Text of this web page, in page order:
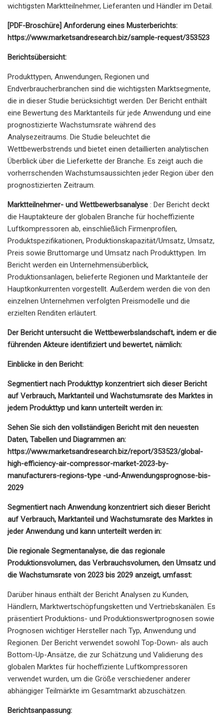
wichtigsten Marktteilnehmer, Lieferanten und Händler im Detail.
[PDF-Broschüre] Anforderung eines Musterberichts:
https://www.marketsandresearch.biz/sample-request/353523
Berichtsübersicht:
Produkttypen, Anwendungen, Regionen und
Endverbraucherbranchen sind die wichtigsten Marktsegmente,
die in dieser Studie berücksichtigt werden. Der Bericht enthält
eine Bewertung des Marktanteils für jede Anwendung und eine
prognostizierte Wachstumsrate während des
Analysezeitraums. Die Studie beleuchtet die
Wettbewerbstrends und bietet einen detaillierten analytischen
Überblick über die Lieferkette der Branche. Es zeigt auch die
vorherrschenden Wachstumsaussichten jeder Region über den
prognostizierten Zeitraum.
Marktteilnehmer- und Wettbewerbsanalyse : Der Bericht deckt
die Hauptakteure der globalen Branche für hocheffiziente
Luftkompressoren ab, einschließlich Firmenprofilen,
Produktspezifikationen, Produktionskapazität/Umsatz, Umsatz,
Preis sowie Bruttomarge und Umsatz nach Produkttypen. Im
Bericht werden ein Unternehmensüberblick,
Produktionsanlagen, belieferte Regionen und Marktanteile der
Hauptkonkurrenten vorgestellt. Außerdem werden die von den
einzelnen Unternehmen verfolgten Preismodelle und die
erzielten Renditen erläutert.
Der Bericht untersucht die Wettbewerbslandschaft, indem er die
führenden Akteure identifiziert und bewertet, nämlich:
Einblicke in den Bericht:
Segmentiert nach Produkttyp konzentriert sich dieser Bericht
auf Verbrauch, Marktanteil und Wachstumsrate des Marktes in
jedem Produkttyp und kann unterteilt werden in:
Sehen Sie sich den vollständigen Bericht mit den neuesten
Daten, Tabellen und Diagrammen an:
https://www.marketsandresearch.biz/report/353523/global-
high-efficiency-air-compressor-market-2023-by-
manufacturers-regions-type -und-Anwendungsprognose-bis-
2029
Segmentiert nach Anwendung konzentriert sich dieser Bericht
auf Verbrauch, Marktanteil und Wachstumsrate des Marktes in
jeder Anwendung und kann unterteilt werden in:
Die regionale Segmentanalyse, die das regionale
Produktionsvolumen, das Verbrauchsvolumen, den Umsatz und
die Wachstumsrate von 2023 bis 2029 anzeigt, umfasst:
Darüber hinaus enthält der Bericht Analysen zu Kunden,
Händlern, Marktwertschöpfungsketten und Vertriebskanälen. Es
präsentiert Produktions- und Produktionswertprognosen sowie
Prognosen wichtiger Hersteller nach Typ, Anwendung und
Regionen. Der Bericht verwendet sowohl Top-Down- als auch
Bottom-Up-Ansätze, die zur Schätzung und Validierung des
globalen Marktes für hocheffiziente Luftkompressoren
verwendet wurden, um die Größe verschiedener anderer
abhängiger Teilmärkte im Gesamtmarkt abzuschätzen.
Berichtsanpassung: